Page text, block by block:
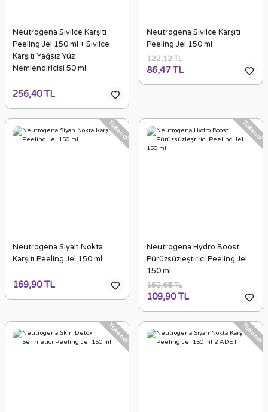
Neutrogena Sivilce Karşıtı
Peeling Jel 150 ml + Sivilce
Karşıtı Yağsız Yüz
Nemlendiricisi 50 ml
256,40 TL
Neutrogena Sivilce Karşıtı
Peeling Jel 150 ml
122,12 TL
86,47 TL
Tükendi
Neutrogena Siyah Nokta
Karşıtı Peeling Jel 150 ml
169,90 TL
Tükendi
Neutrogena Hydro Boost
Pürüzsüzleştirici Peeling Jel
150 ml
152,68 TL
109,90 TL
Tükendi Tükendi